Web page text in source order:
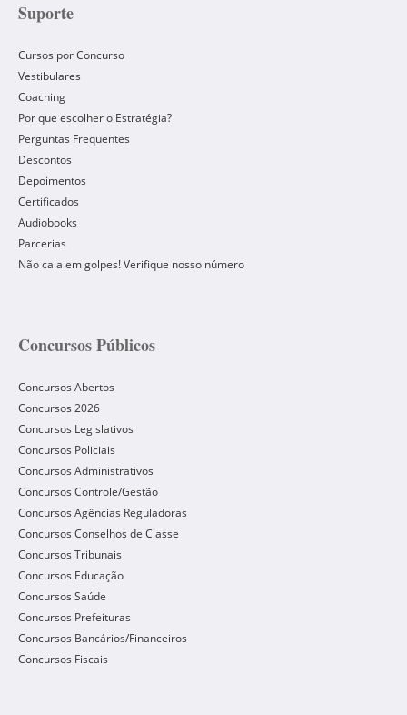
Suporte
Cursos por Concurso
Vestibulares
Coaching
Por que escolher o Estratégia?
Perguntas Frequentes
Descontos
Depoimentos
Certificados
Audiobooks
Parcerias
Não caia em golpes! Verifique nosso número
Concursos Públicos
Concursos Abertos
Concursos 2026
Concursos Legislativos
Concursos Policiais
Concursos Administrativos
Concursos Controle/Gestão
Concursos Agências Reguladoras
Concursos Conselhos de Classe
Concursos Tribunais
Concursos Educação
Concursos Saúde
Concursos Prefeituras
Concursos Bancários/Financeiros
Concursos Fiscais